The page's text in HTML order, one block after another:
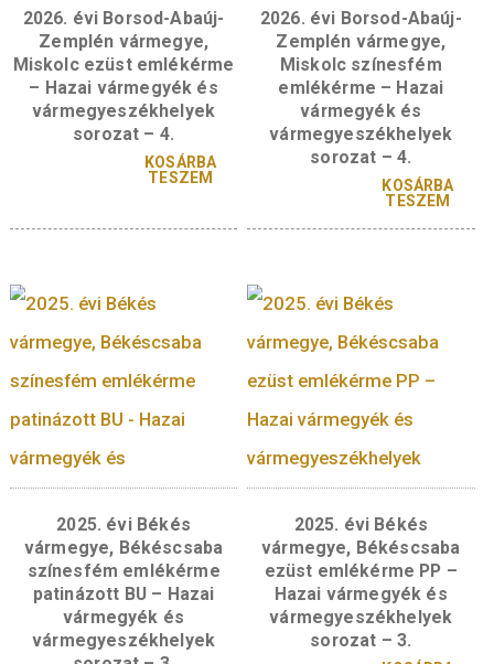
A sorozat további tagjai
2026. évi Borsod-Abaúj-
Zemplén vármegye,
vármegyeszékhelyek
sorozat – 4.
KOSÁRBA
TESZEM
2026. évi Borsod-
Zemplén
vármegyék és
sorozat – 4.